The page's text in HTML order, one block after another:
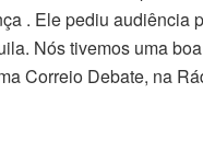
. Ele pediu audiência
Nós tivemos uma
Correio Debate, na